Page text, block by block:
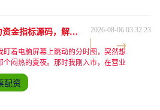
成为决定长期收益的核心变量。 **行业
投资难度** 以
《揭秘主力资金指标源码，解锁股市财富密码新路径》 2026-08-06 03:32:23
盯着电脑屏幕上跳动的分时图，突然想
个闷热的夏夜。那时我刚入市，在营业
红绿翻滚的行情屏，身后传来两个老股
见没？那根大单扫货的线，肯定是主
句话像一颗种子，在我心里埋下了对
配资